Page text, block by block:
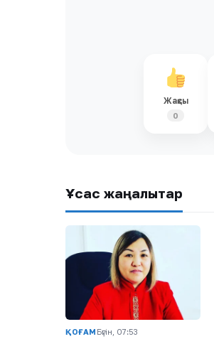
Жақсы
0
Ұқсас жаңалықтар
ҚОҒАМ Бүгін, 07:53